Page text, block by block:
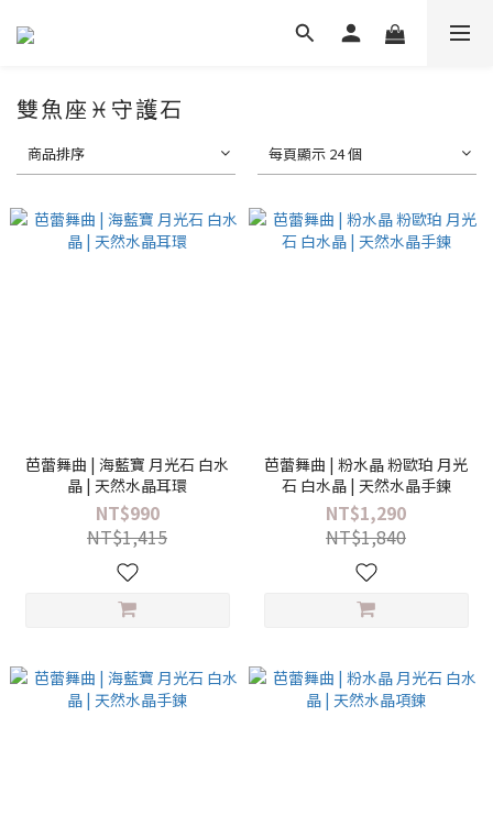
雙魚座♓守護石
商品排序 每頁顯示 24 個
芭蕾舞曲 | 海藍寶 月光石 白水
晶 | 天然水晶耳環
NT$990
NT$1,415
芭蕾舞曲 | 粉水晶 粉歐珀 月光
石 白水晶 | 天然水晶手鍊
NT$1,290
NT$1,840